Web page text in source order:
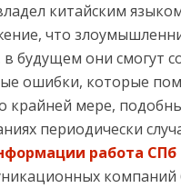
китайским
что
будущем они смогут
ошибки, которые
крайней мере,
периодически
работа СПб
компаний